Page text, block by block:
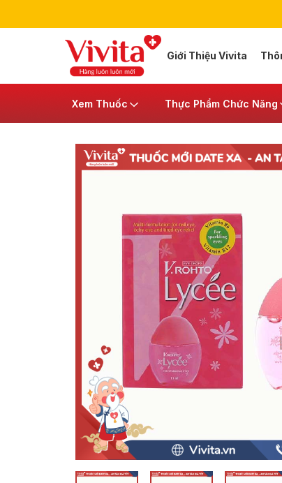
Giới Thiệu Vivita
Xem Thuốc Thực Phẩm Chức Năng